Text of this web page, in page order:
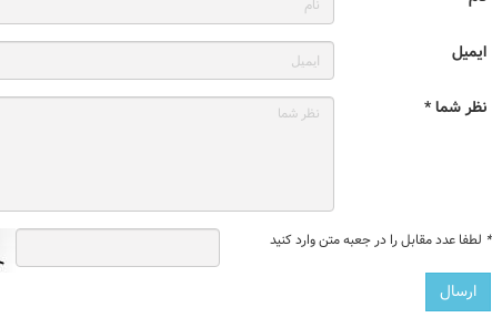
ایمیل
نظر شما *
* لطفا عدد مقابل را در جعبه متن وارد کنید